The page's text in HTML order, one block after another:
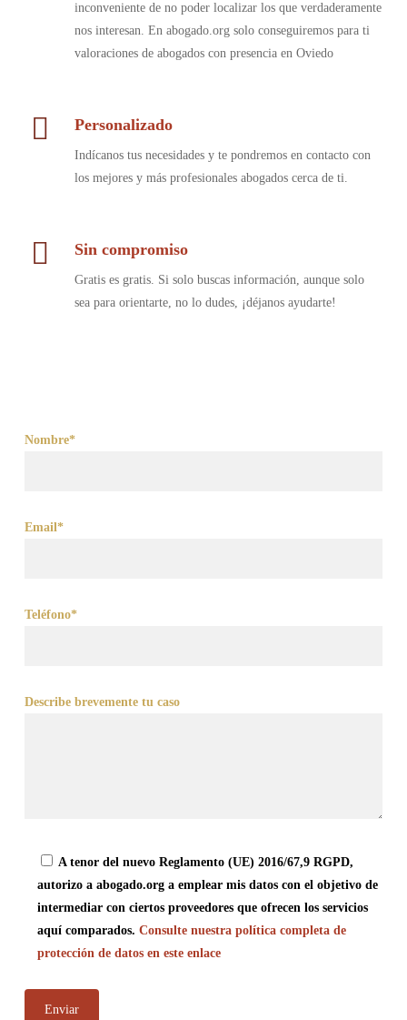
inconveniente de no poder localizar los que verdaderamente
nos interesan. En abogado.org solo conseguiremos para ti
valoraciones de abogados con presencia en Oviedo
Personalizado
Indícanos tus necesidades y te pondremos en contacto con
los mejores y más profesionales abogados cerca de ti.
Sin compromiso
Gratis es gratis. Si solo buscas información, aunque solo
sea para orientarte, no lo dudes, ¡déjanos ayudarte!
Nombre*
Email*
Teléfono*
Describe brevemente tu caso
A tenor del nuevo Reglamento (UE) 2016/67,9 RGPD,
autorizo a abogado.org a emplear mis datos con el objetivo de
intermediar con ciertos proveedores que ofrecen los servicios
aquí comparados. Consulte nuestra política completa de
protección de datos en este enlace